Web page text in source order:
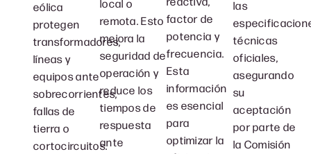
eólica
protegen
transformadores,
líneas y
equipos ante
sobrecorrientes,
fallas de
tierra o
cortocircuitos.
local o
remota. Esto
mejora la
seguridad de
operación y
reduce los
tiempos de
respuesta
ante
factor de
potencia y
frecuencia.
Esta
información
es esencial
para
optimizar la
las
técnicas
oficiales,
asegurando
su
aceptación
por parte de
la Comisión